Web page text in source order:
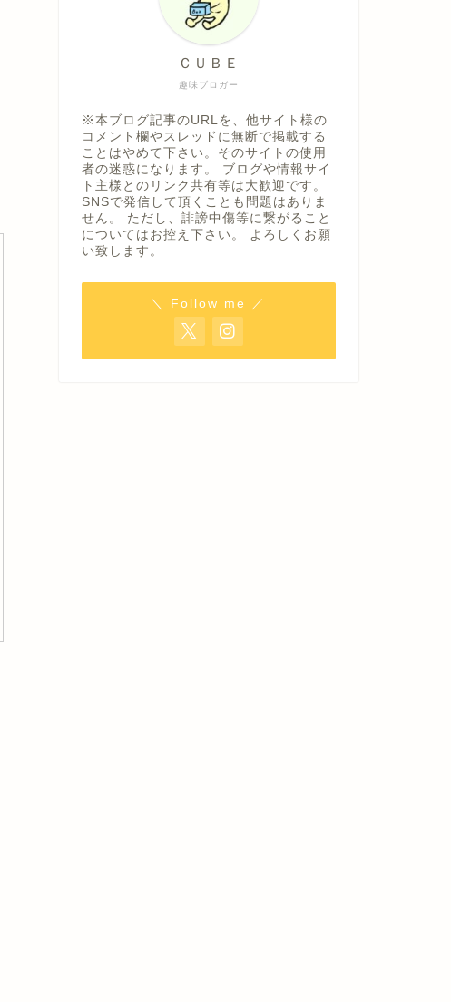
趣味ブロガー
ＣＵＢＥ
※本ブログ記事のURLを、他サイト様の
コメント欄やスレッドに無断で掲載する
ことはやめて下さい。そのサイトの使用
者の迷惑になります。 ブログや情報サイ
ト主様とのリンク共有等は大歓迎です。
SNSで発信して頂くことも問題はありま
せん。 ただし、誹謗中傷等に繋がること
についてはお控え下さい。 よろしくお願
い致します。
＼ Follow me ／